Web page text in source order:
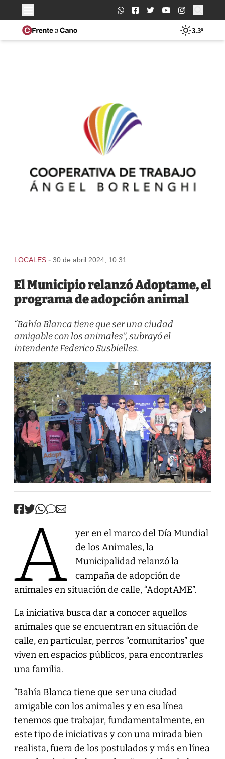
Buscar:
3.3º
LOCALES - 30 de abril 2024, 10:31
El Municipio relanzó Adoptame, el
programa de adopción animal
“Bahía Blanca tiene que ser una ciudad
amigable con los animales”, subrayó el
intendente Federico Susbielles.
A
yer en el marco del Día Mundial
de los Animales, la
Municipalidad relanzó la
campaña de adopción de
animales en situación de calle, “AdoptAME”.
La iniciativa busca dar a conocer aquellos
animales que se encuentran en situación de
calle, en particular, perros “comunitarios” que
viven en espacios públicos, para encontrarles
una familia.
“Bahía Blanca tiene que ser una ciudad
amigable con los animales y en esa línea
tenemos que trabajar, fundamentalmente, en
este tipo de iniciativas y con una mirada bien
realista, fuera de los postulados y más en línea